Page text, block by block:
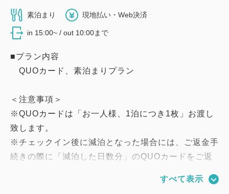
素泊まり 現地払い・Web決済
in 15:00~ / out 10:00まで
■プラン内容
QUOカード、素泊まりプラン
＜注意事項＞
※QUOカードは「お一人様、1泊につき1枚」お渡し
致します。
※チェックイン後に減泊となった場合には、ご返金手
続きの際に「減泊した日数分」のQUOカードをご返
・ご滞在中の清掃は3泊に一度とさせていただいてお
すべて表示